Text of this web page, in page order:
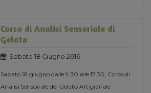
Corso di Analisi Sensoriale di
Gelato
Sabato 18 Giugno 2016
Sabato 18 giugno dalle 9.30 alle 17.30, Corso di
Analisi Sensoriale del Gelato Artigianale